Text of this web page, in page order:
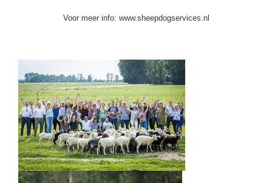
Voor meer info: www.sheepdogservices.nl